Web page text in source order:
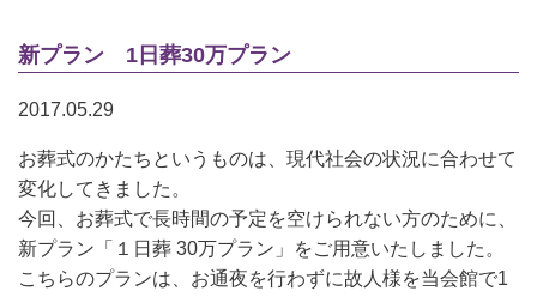
新プラン 1日葬30万プラン
2017.05.29
お葬式のかたちというものは、現代社会の状況に合わせて
変化してきました。
今回、お葬式で長時間の予定を空けられない方のために、
新プラン「１日葬 30万プラン」をご用意いたしました。
こちらのプランは、お通夜を行わずに故人様を当会館で1